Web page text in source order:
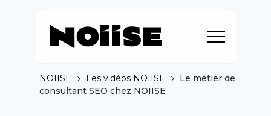
NOIISE Les vidéos NOIISE
Le métier de
consultant SEO chez NOIISE